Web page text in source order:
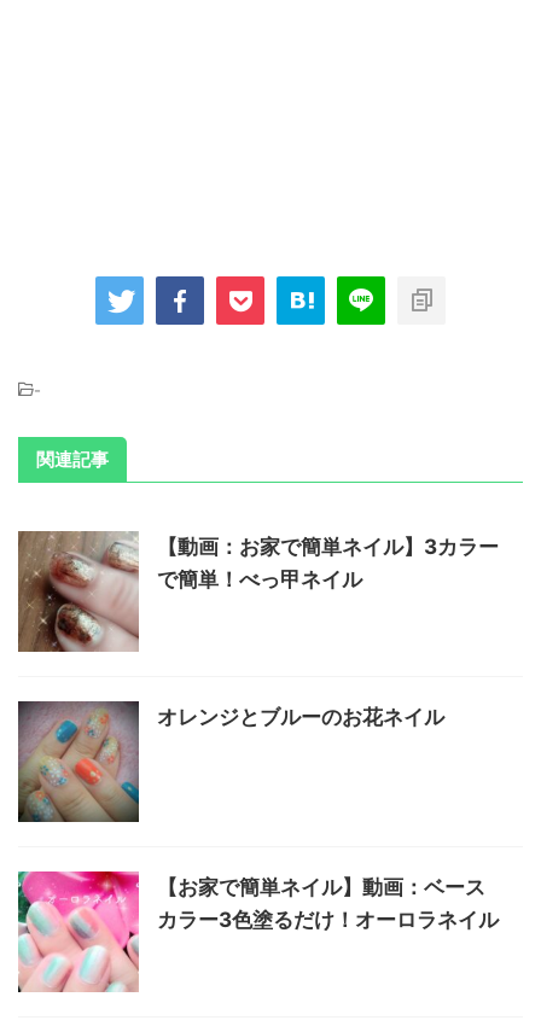
-
関連記事
【動画：お家で簡単ネイル】3カラー
で簡単！べっ甲ネイル
オレンジとブルーのお花ネイル
【お家で簡単ネイル】動画：ベース
カラー3色塗るだけ！オーロラネイル